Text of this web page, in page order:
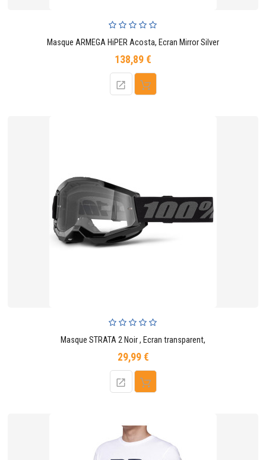
Masque ARMEGA HiPER Acosta, Ecran Mirror Silver
138,89 €
Masque STRATA 2 Noir , Ecran transparent,
29,99 €Prix